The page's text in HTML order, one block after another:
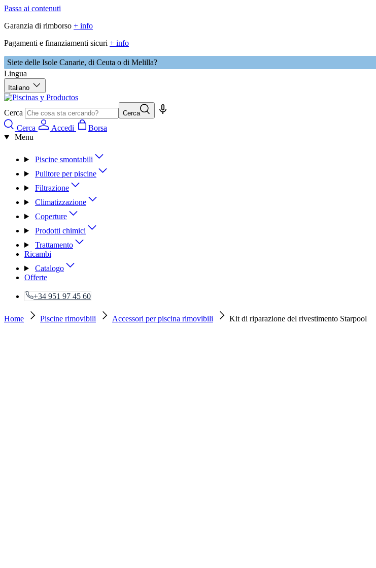
Passa ai contenuti
Garanzia di rimborso + info
Pagamenti e finanziamenti sicuri + info
Siete delle Isole Canarie, di Ceuta o di Melilla?
Lingua
Italiano
Cerca Cerca
Cerca Accedi
Borsa
Menu
Piscine smontabili
Pulitore per piscine
Filtrazione
Climatizzazione
Coperture
Prodotti chimici
Trattamento
Ricambi
Catalogo
Offerte
+34 951 97 45 60
Home Piscine rimovibili Accessori per piscina rimovibili Kit di riparazione del rivestimento Starpool